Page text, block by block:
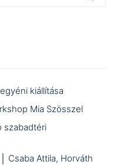
kiállítása
Mia Szösszel
szabadtéri
Csaba Attila, Horváth